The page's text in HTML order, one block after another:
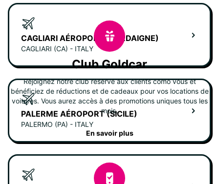
CAGLIARI AÉROPORT (SARDAIGNE)
CAGLIARI (CA) - ITALY
PALERME AÉROPORT (SICILE)
PALERMO (PA) - ITALY
Club Goldcar
Rejoignez notre club réservé aux clients como vous et
bénéficiez de réductions et de cadeaux pour vos locations de
voitures. Vous aurez accès à des promotions uniques tous les
mois.
En savoir plus